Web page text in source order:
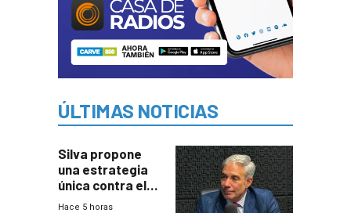
ÚLTIMAS NOTICIAS
Silva propone
una estrategia
única contra el
narcotráfico y
Hace 5 horas